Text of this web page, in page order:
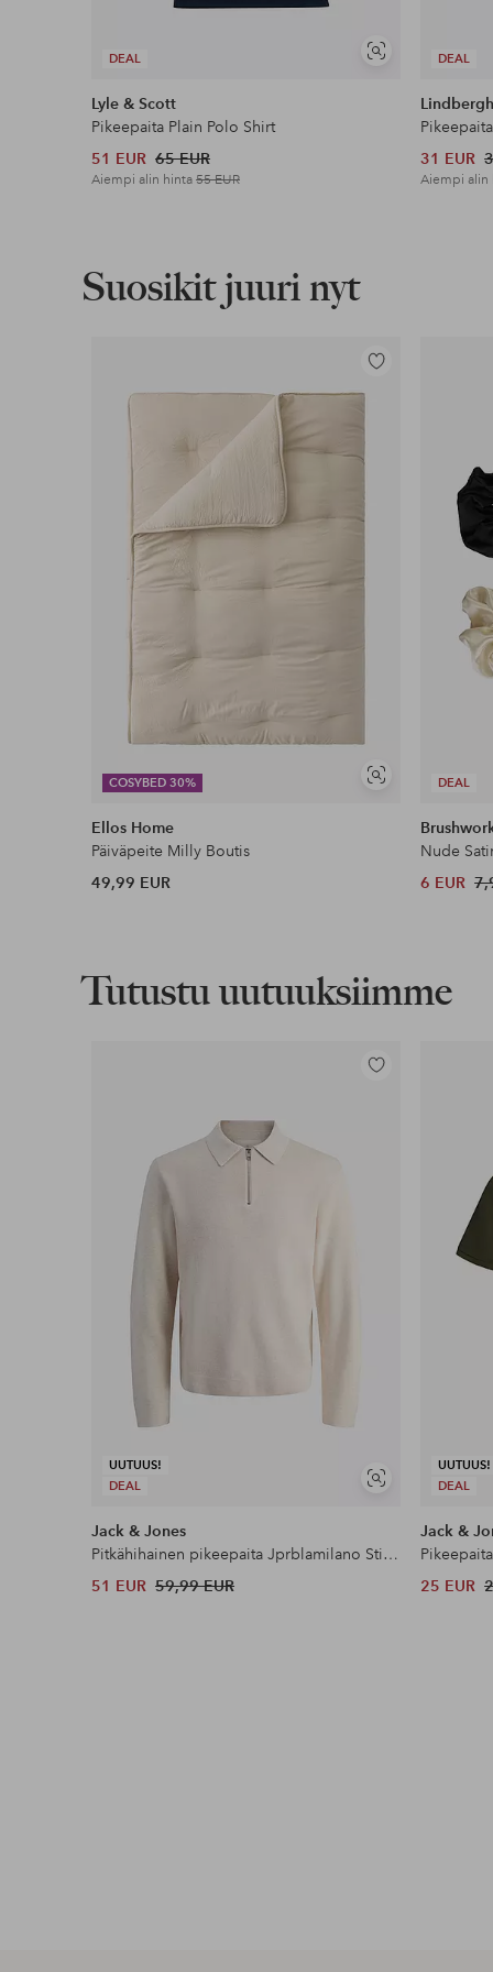
Lasku & Tili
Edullisimmat maksutapamme
DEAL
Näytä
Lyle & Scott
Pikeepaita Plain Polo Shirt
51 EUR 65 EUR
Aiempi alin hinta55 EUR
DEAL
Lindbergh
31 EUR
Aiempi
Suosikit juuri nyt
COSYBED 30%
Näytä
Lisää
suosikkeihin
Ellos Home
Päiväpeite Milly Boutis
49,99 EUR
DEAL
Nude
6 EUR
Tutustu uutuuksiimme
UUTUUS!
DEAL
Näytä
Lisää
Jack & Jones
Pitkähihainen pikeepaita Jprblamilano Stitch Knit Zip Polo S
51 EUR 59,99 EUR
UUTUUS!
DEAL
Jack &
25 EUR